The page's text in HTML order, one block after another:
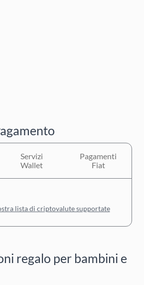
Servizi
Wallet
Pagamenti
Fiat
lista di criptovalute supportate
regalo per bambini e